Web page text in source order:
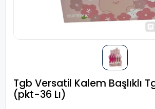
Tgb Versatil Kalem Başlıklı
(pkt-36 Lı)